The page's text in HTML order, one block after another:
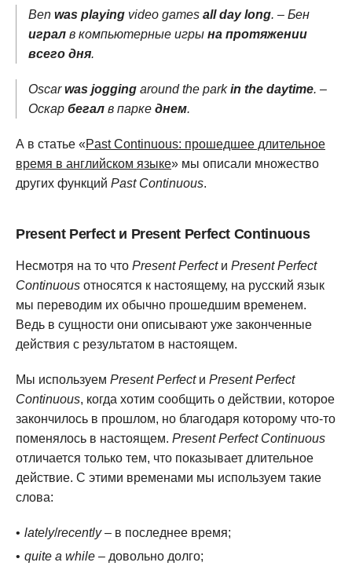
Ben was playing video games all day long. – Бен
играл в компьютерные игры на протяжении
всего дня.
Oscarwas jogging around the parkin the daytime. –
Оскар бегал в парке днем.
А в статье «Past Continuous: прошедшее длительное
время в английском языке» мы описали множество
других функций Past Continuous.
Present Perfect и Present Perfect Continuous
Несмотря на то что Present Perfectи Present Perfect
Continuous относятся к настоящему, на русский язык
мы переводим их обычно прошедшим временем.
Ведь в сущности они описывают уже законченные
действия с результатом в настоящем.
Мы используем Present Perfectи Present Perfect
Continuous, когда хотим сообщить о действии, которое
закончилось в прошлом, но благодаря которому что-то
поменялось в настоящем. Present Perfect Continuous
отличается только тем, что показывает длительное
действие. С этими временами мы используем такие
слова:
lately/recently– в последнее время;
quite a while – довольно долго;